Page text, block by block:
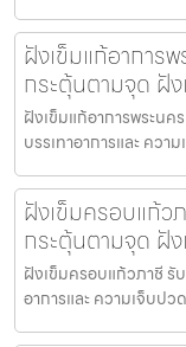
ฝังเข็มแก้อาการ
กระตุ้นตามจุด ฝั
ฝังเข็มแก้อาการพระนค
บรรเทาอาการและ คว
ฝังเข็มครอบแก้ว
กระตุ้นตามจุด ฝั
ฝังเข็มครอบแก้วภาชี รั
อาการและ ความเจ็บป